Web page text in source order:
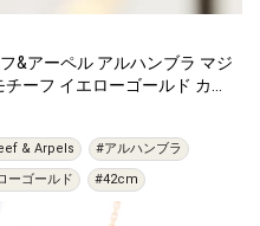
&アーペル アルハンブラ マジ
ーフ イエローゴールド カー
& Arpels
#アルハンブラ
ーゴールド #42cm